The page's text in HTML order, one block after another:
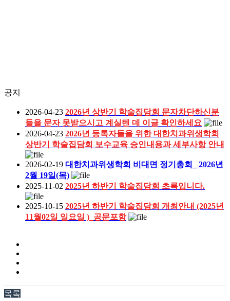
공지
2026-04-23 2026년 상반기 학술집담회 문자차단하신분
들을 문자 못받으시고 계실텐 데 이글 확인하세요
2026-04-23 2026년 등록자들을 위한 대한치과위생학회
상반기 학술집담회 보수교육 승인내용과 세부사항 안내
2026-02-19 대한치과위생학회 비대면 정기총회_ 2026년
2월 19일(목)
2025-11-02 2025년 하반기 학술집담회 초록입니다.
2025-10-15 2025년 하반기 학술집담회 개최안내 (2025년
11월02일 일요일 )_공문포함
목록